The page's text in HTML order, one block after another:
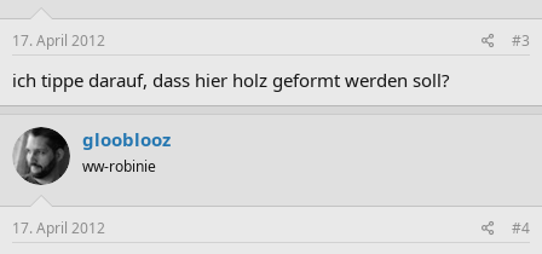
17. April 2012 #3
ich tippe darauf, dass hier holz geformt werden soll?
glooblooz
ww-robinie
17. April 2012 #4